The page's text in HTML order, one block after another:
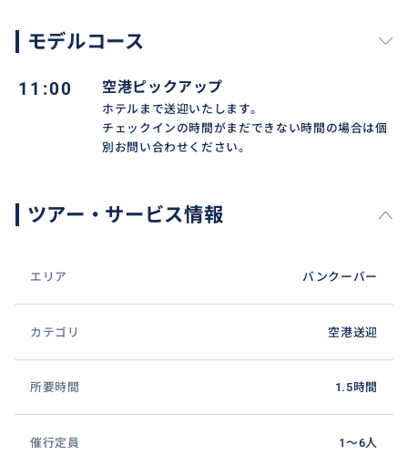
モデルコース
11:00 空港ピックアップ
ホテルまで送迎いたします。
チェックインの時間がまだできない時間の場合は個
別お問い合わせください。
ツアー・サービス情報
エリア バンクーバー
カテゴリ 空港送迎
所要時間 1.5時間
催行定員 1〜6人